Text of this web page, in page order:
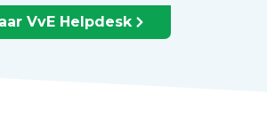
VvE Helpdesk